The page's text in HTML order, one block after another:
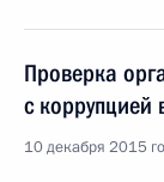
Проверка
с коррупцией
10 декабря 2015